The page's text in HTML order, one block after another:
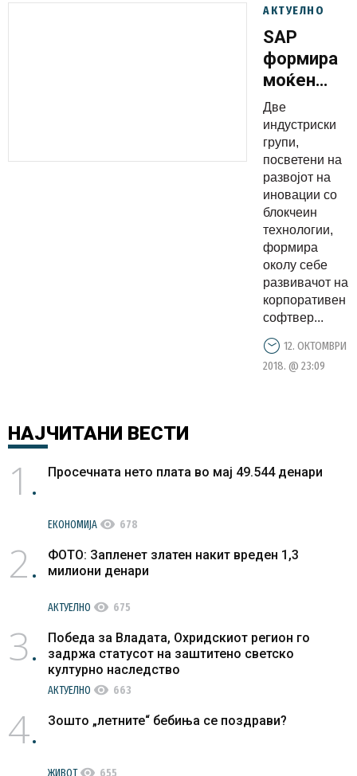
АКТУЕЛНО
SAP
формира
моќен
блокчеин
Две
индустриски
групи,
посветени на
развојот на
иновации со
блокчеин
технологии,
формира
околу себе
развивачот на
корпоративен
софтвер...
12. ОКТОМВРИ
2018. @ 23:09
НАЈЧИТАНИ ВЕСТИ
1 Просечната нето плата во мај 49.544 денари
ЕКОНОМИЈА visibility 678
2
ФОТО: Запленет златен накит вреден 1,3
милиони денари
АКТУЕЛНО visibility 675
3
Победа за Владата, Охридскиот регион го
задржа статусот на заштитено светско
културно наследство
АКТУЕЛНО visibility 663
4 Зошто „летните“ бебиња се поздрави?
ЖИВОТvisibility 655